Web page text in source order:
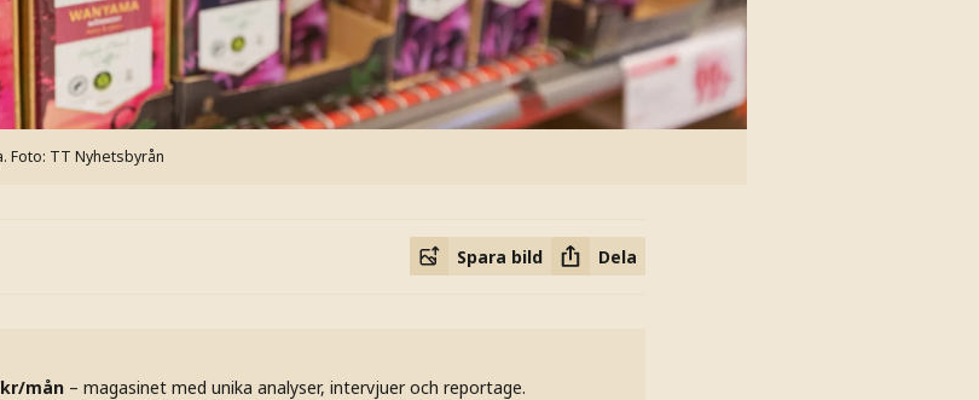
Foto: TT Nyhetsbyrån
Spara bild Dela
mån – magasinet med unika analyser, intervjuer och reportage.